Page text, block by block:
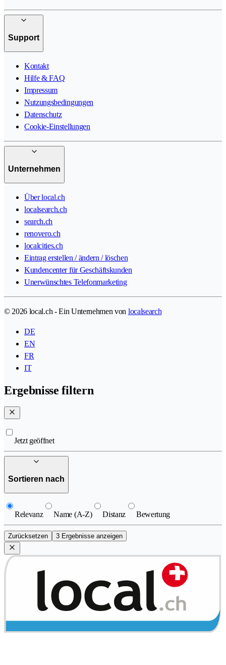
Support
Kontakt
Hilfe & FAQ
Impressum
Nutzungsbedingungen
Datenschutz
Cookie-Einstellungen
Unternehmen
Über local.ch
localsearch.ch
search.ch
renovero.ch
localcities.ch
Eintrag erstellen / ändern / löschen
Kundencenter für Geschäftskunden
Unerwünschtes Telefonmarketing
© 2026 local.ch - Ein Unternehmen von localsearch
DE
EN
FR
IT
Ergebnisse filtern
Jetzt geöffnet
Sortieren nach
Relevanz Name (A-Z) Distanz Bewertung
Zurücksetzen 3 Ergebnisse anzeigen